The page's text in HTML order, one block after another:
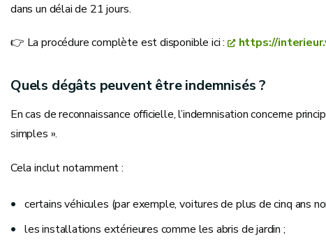
dans un délai de 21 jours.
👉 La procédure complète est disponible ici : https://
Quels dégâts peuvent être indemnisés ?
En cas de reconnaissance officielle, l’indemnisation concerne
simples ».
Cela inclut notamment :
certains véhicules (par exemple, voitures de plus de cinq ans
les installations extérieures comme les abris de jardin ;